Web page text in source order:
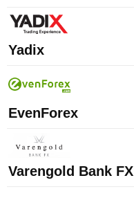
Yadix
EvenForex
Varengold Bank FX